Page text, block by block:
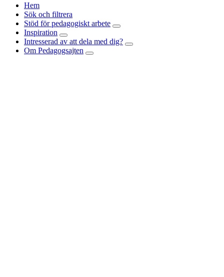
Hem
Sök och filtrera
Stöd för pedagogiskt arbete
Inspiration
Intresserad av att dela med dig?
Om Pedagogsajten